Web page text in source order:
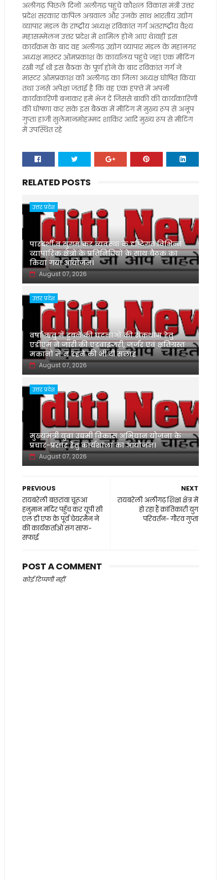
अलीगढ़ पिछले दिनों अलीगढ़ पहुंचे कौशल विकास मंत्री उत्तर
प्रदेश सरकार कपिल अग्रवाल और उनके साथ भारतीय उद्योग
व्यापार मंडल के राष्ट्रीय अध्यक्ष रविकांत गर्ग अंतराष्ट्रीय वैश्य
महासम्मेलन उत्तर प्रदेश में शामिल होने आए थे।वहीं इस
कार्यक्रम के बाद वह अलीगढ़ उद्योग व्यापार मंडल के महानगर
अध्यक्ष मास्टर ओमप्रकाश के कार्यालय पहुंचे जहां एक मीटिंग
रखी गई थी इस बैठक के पूर्ण होने के बाद रविकांत गर्ग ने
मास्टर ओमप्रकाश को अलीगढ़ का जिला अध्यक्ष घोषित किया
तथा उनसे अपेक्षा जताई है कि वह एक हफ्ते में अपनी
कार्यकारिणी बनाकर हमें भेज दें जिससे बाकी की कार्यकारिणी
की घोषणा कर सके इस बैठक में मीटिंग में मुख्य रूप से अनूप
गुप्ता हाजी सुलेमानमोहम्मद शाकिर आदि मुख्य रूप से मीटिंग
में उपस्थित रहे
RELATED POSTS
उत्तर प्रदेश
पारदर्शी व सुगम कर व्यवस्था के दृष्टिगत विभिन्न
व्यापारिक क्षेत्रों के प्रतिनिधियों के साथ बैठक का
किया गया आयोजन।
August 07, 2026
उत्तर प्रदेश
वर्षा ऋतु में डूबने की घटनाओं की रोकथाम हेतु
एडीएम ने जारी की एडवाइजरी, जर्जर एवं क्षतिग्रस्त
मकानों में न रहने की भी दी सलाह
August 07, 2026
उत्तर प्रदेश
मुख्यमंत्री युवा उद्यमी विकास अभियान योजना के
प्रचार-प्रसार हेतु कार्यशाला का आयोजन।
August 07, 2026
NEXT
रायबरेली अलीगढ़ शिक्षा क्षेत्र में
हो रहा हैं क्रांतिकारी युग
परिवर्तन- गौरव गुप्ता
PREVIOUS
रायबरेली बछरांवा चूरूआ
हनुमान मंदिर पहुँच कर यूपी सी
एल डी एफ के पूर्व चेयरमैन ने
की कार्यकर्ताओं संग साफ-
सफाई
POST A COMMENT
कोई टिप्पणी नहीं